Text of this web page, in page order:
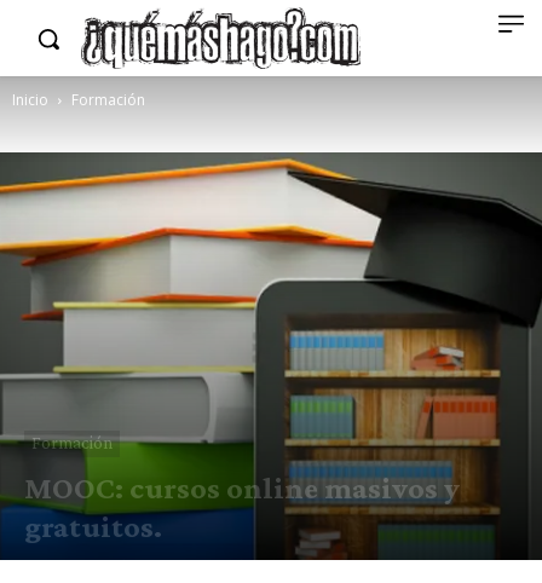
Inicio Formación
Formación
MOOC: cursos online masivos y
gratuitos.
Por Quemashago.com- 21 de febrero de 2014